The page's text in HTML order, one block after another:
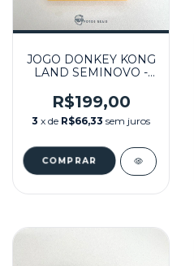
JOGO DONKEY KONG
LAND SEMINOVO -
R$199,00
3 x de R$66,33 sem juros